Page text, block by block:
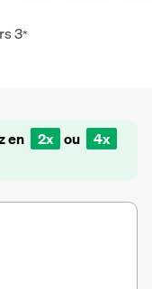
3*
en 2x ou 4x